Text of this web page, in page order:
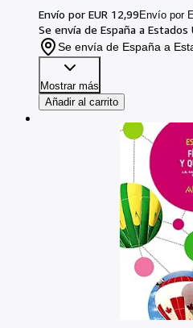
Envío por EUR 12,99 Envío por
Se envía de España a
Se envía de España a
Mostrar más
Añadir al carrito